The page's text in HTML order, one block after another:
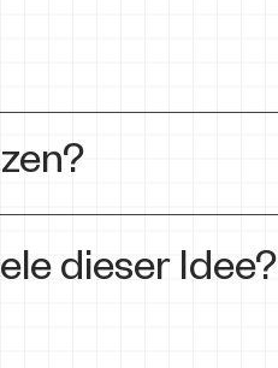
dieser Idee?